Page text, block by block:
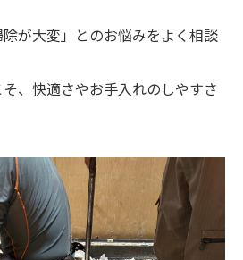
除が大変」とのお悩みをよく相談
、快適さやお手入れのしやすさ